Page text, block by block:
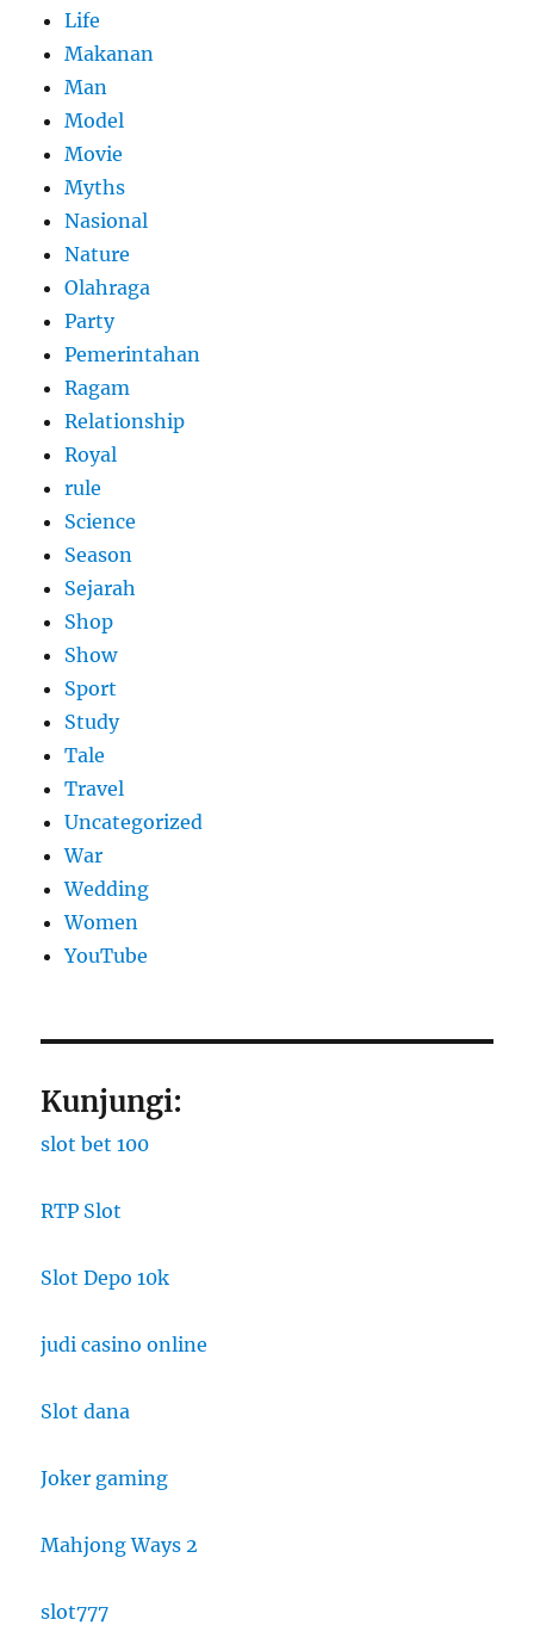
Life
Makanan
Man
Model
Movie
Myths
Nasional
Nature
Olahraga
Party
Pemerintahan
Ragam
Relationship
Royal
rule
Science
Season
Sejarah
Shop
Show
Sport
Study
Tale
Travel
Uncategorized
War
Wedding
Women
YouTube
Kunjungi:
slot bet 100
RTP Slot
Slot Depo 10k
judi casino online
Slot dana
Joker gaming
Mahjong Ways 2
slot777